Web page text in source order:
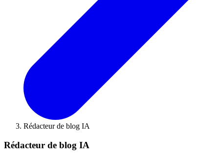
Rédacteur de blog IA
Rédacteur de blog IA